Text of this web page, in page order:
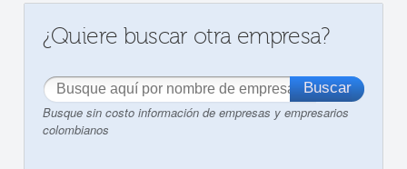
¿Quiere buscar otra empresa?
Busque sin costo información de empresas y empresarios
colombianos